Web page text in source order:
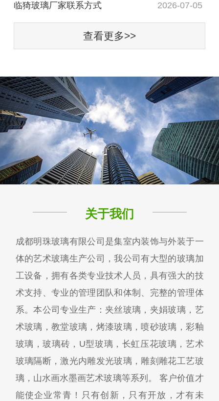
临猗玻璃厂家联系方式 2026-07-05
查看更多>>
关于我们
成都明珠玻璃有限公司是集室内装饰与外装于一
体的艺术玻璃生产公司，我公司有大型的玻璃加
工设备，拥有各类专业技术人员，具有强大的技
术支持、专业的管理团队和体制、完整的管理体
系。本公司专业生产：夹丝玻璃，夹娟玻璃，艺
术玻璃，教堂玻璃，烤漆玻璃，喷砂玻璃，彩釉
玻璃，玻璃砖，U型玻璃，长虹压花玻璃，艺术
玻璃隔断，激光内雕发光玻璃，雕刻雕花工艺玻
璃，山水画水墨画艺术玻璃等系列。 客户价值才
能使企业常青！只有创新，只有开放，才有未